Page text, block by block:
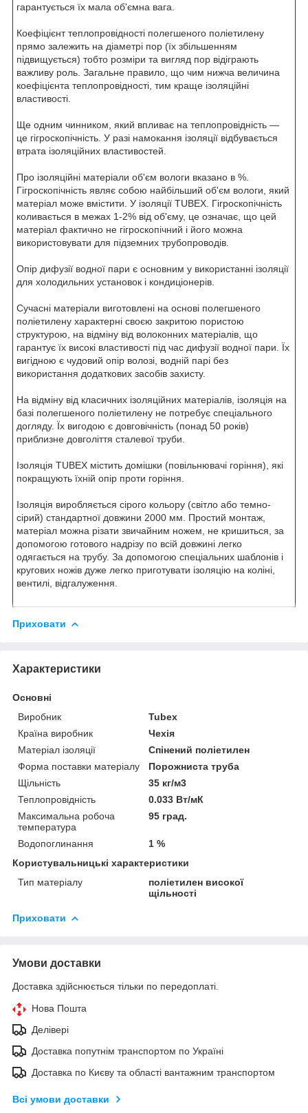
гарантується їх мала об'ємна вага.
Коефіцієнт теплопровідності полегшеного поліетилену
прямо залежить на діаметрі пор (їх збільшенням
підвищується) тобто розміри та вигляд пор відіграють
важливу роль. Загальне правило, що чим нижча величина
коефіцієнта теплопровідності, тим краще ізоляційні
властивості.
Ще одним чинником, який впливає на теплопровідність —
це гігроскопічність. У разі намокання ізоляції відбувається
втрата ізоляційних властивостей.
Про ізоляційні матеріали об'єм вологи вказано в %.
Гігроскопічність являє собою найбільший об'єм вологи, який
матеріал може вмістити. У ізоляції TUBEX. Гігроскопічність
коливається в межах 1-2% від об'єму, це означає, що цей
матеріал фактично не гігроскопічний і його можна
використовувати для підземних трубопроводів.
Опір дифузії водної пари є основним у використанні ізоляції
для холодильних установок і кондиціонерів.
Сучасні матеріали виготовлені на основі полегшеного
поліетилену характерні своєю закритою пористою
структурою, на відміну від волоконних матеріалів, що
гарантує їх високі властивості під час дифузії водної пари. Їх
вигідною є чудовий опір волозі, водній парі без
використання додаткових засобів захисту.
На відміну від класичних ізоляційних матеріалів, ізоляція на
базі полегшеного поліетилену не потребує спеціального
догляду. Їх вигодою є довговічність (понад 50 років)
приблизне довголіття сталевої труби.
Ізоляція TUBEX містить домішки (повільнювачі горіння), які
покращують їхній опір проти горіння.
Ізоляція виробляється сірого кольору (світло або темно-
сірий) стандартної довжини 2000 мм. Простий монтаж,
матеріал можна різати звичайним ножем, не кришиться, за
допомогою готового надрізу по всій довжині легко
одягається на трубу. За допомогою спеціальних шаблонів і
кругових ножів дуже легко приготувати ізоляцію на коліні,
вентилі, відгалуження.
Приховати
Характеристики
Основні
Виробник
Tubex
Країна виробник
Чехія
Матеріал ізоляції
Спінений поліетилен
Форма поставки матеріалу
Порожниста труба
Щільність
35 кг/м3
Теплопровідність
0.033 Вт/мК
Максимальна робоча
температура
95 град.
Водопоглинання
1 %
Користувальницькі характеристики
Тип матеріалу
поліетилен високої
щільності
Приховати
Умови доставки
Доставка здійснюється тільки по передоплаті.
Нова Пошта
Делівері
Доставка попутнім транспортом по Україні
Доставка по Києву та області вантажним транспортом
Всі умови доставки